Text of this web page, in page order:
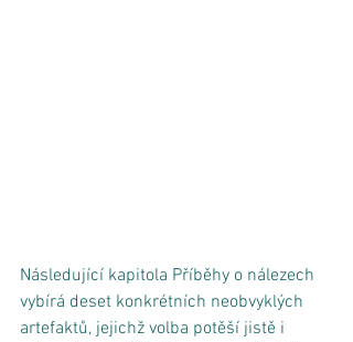
Následující kapitola Příběhy o nálezech
vybírá deset konkrétních neobvyklých
artefaktů, jejichž volba potěší jistě i